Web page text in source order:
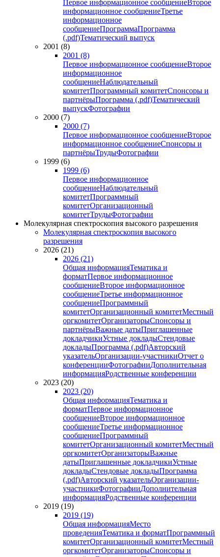
Первое информационное сообщениеВторое
информационное сообщениеТретье
информационное
сообщениеПрограммаПрограмма
(.pdf)Тематический выпуск
2001 (8)
2001 (8)
Первое информационное сообщениеВторое
информационное
сообщениеНаблюдательный
комитетПрограммный комитетСпонсоры и
партнёрыПрограмма (.pdf)Тематический
выпускФотографии
2000 (7)
2000 (7)
Первое информационное сообщениеВторое
информационное сообщениеСпонсоры и
партнёрыТрудыФотографии
1999 (6)
1999 (6)
Первое информационное
сообщениеНаблюдательный
комитетПрограммный
комитетОрганизационный
комитетТрудыФотографии
Молекулярная спектроскопия высокого разрешения
Молекулярная спектроскопия высокого
разрешения
2026 (21)
2026 (21)
Общая информацияТематика и
форматПервое информационное
сообщениеВторое информационное
сообщениеТретье информационное
сообщениеПрограммный
комитетОрганизационный комитетМестный
оргкомитетОрганизаторыСпонсоры и
партнёрыВажные датыПриглашенные
докладчикиУстные докладыСтендовые
докладыПрограмма (.pdf)Авторский
указательОрганизации-участникиОтчет о
конференцииФотографииДополнительная
информацияРодственные конференции
2023 (20)
2023 (20)
Общая информацияТематика и
форматПервое информационное
сообщениеВторое информационное
сообщениеТретье информационное
сообщениеПрограммный
комитетОрганизационный комитетМестный
оргкомитетОрганизаторыВажные
датыПриглашенные докладчикиУстные
докладыСтендовые докладыПрограмма
(.pdf)Авторский указательОрганизации-
участникиФотографииДополнительная
информацияРодственные конференции
2019 (19)
2019 (19)
Общая информацияМесто
проведенияТематика и форматПрограммный
комитетОрганизационный комитетМестный
оргкомитетОрганизаторыСпонсоры и